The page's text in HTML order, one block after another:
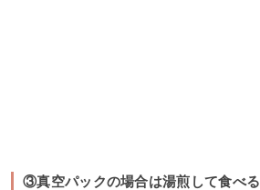
③真空パックの場合は湯煎して食べる